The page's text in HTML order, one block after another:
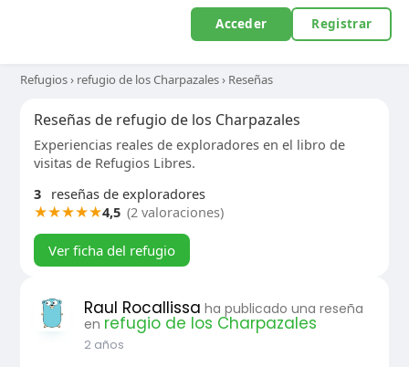
Acceder Registrar
Refugios› refugio de los Charpazales› Reseñas
Reseñas de refugio de los Charpazales
Experiencias reales de exploradores en el libro de
visitas de Refugios Libres.
3
reseñas de exploradores
★★★★★4,5 (2 valoraciones)
Ver ficha del refugio
Raul Rocallissa ha publicado una reseña
en refugio de los Charpazales
2 años